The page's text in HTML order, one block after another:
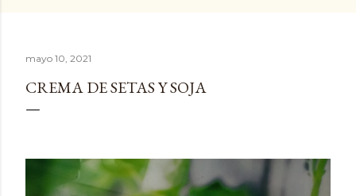
mayo 10, 2021
CREMA DE SETAS Y SOJA